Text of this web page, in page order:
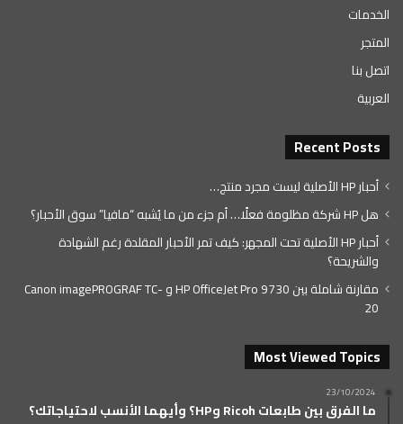
الخدمات
المتجر
اتصل بنا
العربية
Recent Posts
أحبار HP الأصلية ليست مجرد منتج…
هل HP شركة مظلومة فعلًا… أم جزء من ما يُشبه “مافيا” سوق الأحبار؟
أحبار HP الأصلية تحت المجهر: كيف تمر الأحبار المقلدة رغم الشهادة
والشريحة؟
مقارنة شاملة بين HP OfficeJet Pro 9730 و Canon imagePROGRAF TC-
20
Most Viewed Topics
23/10/2024
ما الفرق بين طابعات Ricoh وHP؟ وأيهما الأنسب لاحتياجاتك؟